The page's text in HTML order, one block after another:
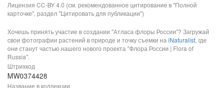
Лицензия CC-BY 4.0 (см. рекомендованное цитирование в "Полной
карточке", раздел "Цитировать для публикации")
Хочешь принять участие в создании "Атласа флоры России"? Загружай
свои фотографии растений в природе и точку съемки на iNaturalist, где
они станут частью нашего нового проекта "Флора России | Flora of
Russia".
Штрихкод
MW0374428
Название в коллекции